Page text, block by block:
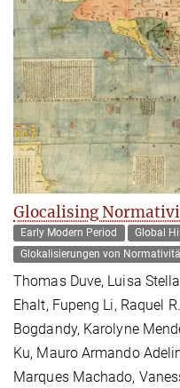
Glocalising
Early Modern Period
Global
Glokalisierungen von
Thomas Duve, Luisa
Ehalt, Fupeng Li, Raquel
Bogdandy, Karolyne
Ku, Mauro Armando
Marques Machado,